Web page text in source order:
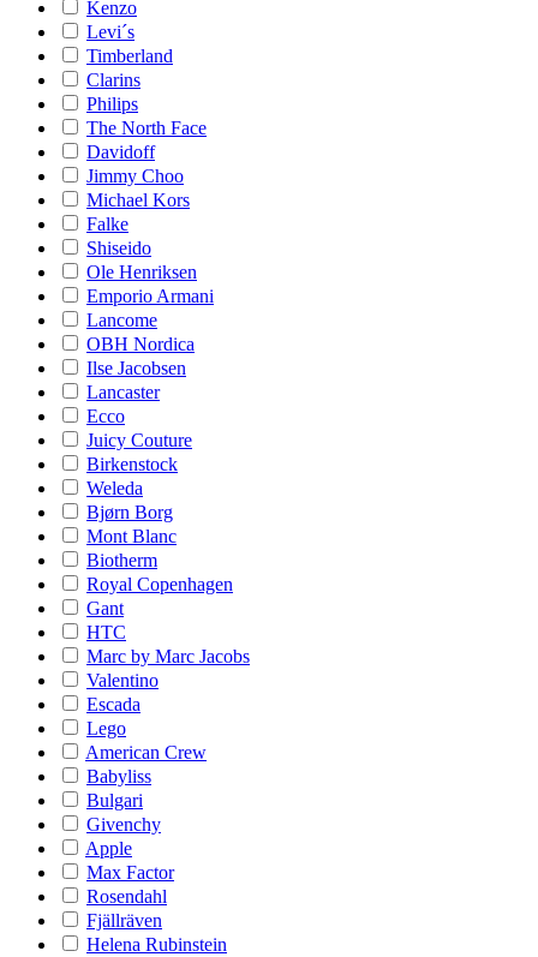
Kenzo
Levi´s
Timberland
Clarins
Philips
The North Face
Davidoff
Jimmy Choo
Michael Kors
Falke
Shiseido
Ole Henriksen
Emporio Armani
Lancome
OBH Nordica
Ilse Jacobsen
Lancaster
Ecco
Juicy Couture
Birkenstock
Weleda
Bjørn Borg
Mont Blanc
Biotherm
Royal Copenhagen
Gant
HTC
Marc by Marc Jacobs
Valentino
Escada
Lego
American Crew
Babyliss
Bulgari
Givenchy
Apple
Max Factor
Rosendahl
Fjällräven
Helena Rubinstein